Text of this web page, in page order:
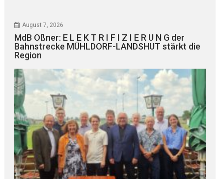
August 7, 2026
MdB Oßner: E L E K T R I F I Z I E R U N G der
Bahnstrecke MÜHLDORF-LANDSHUT stärkt die
Region